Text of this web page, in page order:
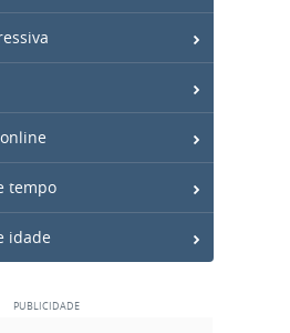
tempo
idade